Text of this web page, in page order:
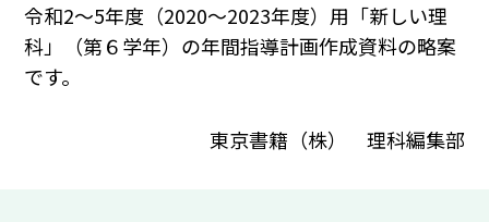
令和2～5年度（2020～2023年度）用「新しい理
科」（第６学年）の年間指導計画作成資料の略案
です。
東京書籍（株） 理科編集部